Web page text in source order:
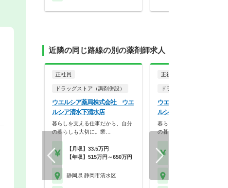
近隣の同じ路線の別の薬剤師求人
正社員
ドラッグストア（調剤併設）
ウエルシア薬局株式会社 ウエ
ルシア清水下清水店
暮らしを支える仕事だから、自分
の暮らしも大切に。業…
【月収】33.5万円
【年収】515万円～650万円
静岡県 静岡市清水区
正社員
ドラッグストア（調剤併設
ウエルシア薬局株式会社
ルシア清水有東坂店
暮らしを支える仕事だから、
の暮らしも大切に。業…